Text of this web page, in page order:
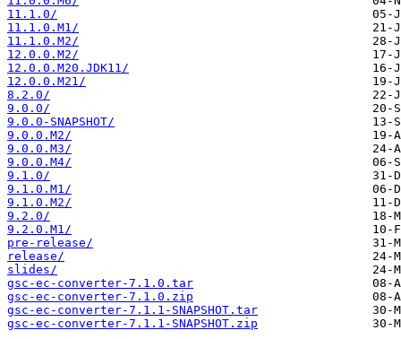
11.1.0/
11.1.0.M1/
11.1.0.M2/
12.0.0.M2/
12.0.0.M20.JDK11/
12.0.0.M21/
8.2.0/
9.0.0/
9.0.0-SNAPSHOT/
9.0.0.M2/
9.0.0.M3/
9.0.0.M4/
9.1.0/
9.1.0.M1/
9.1.0.M2/
9.2.0/
9.2.0.M1/
pre-release/
release/
slides/
gsc-ec-converter-7.1.0.tar
gsc-ec-converter-7.1.0.zip
gsc-ec-converter-7.1.1-SNAPSHOT.tar
gsc-ec-converter-7.1.1-SNAPSHOT.zip